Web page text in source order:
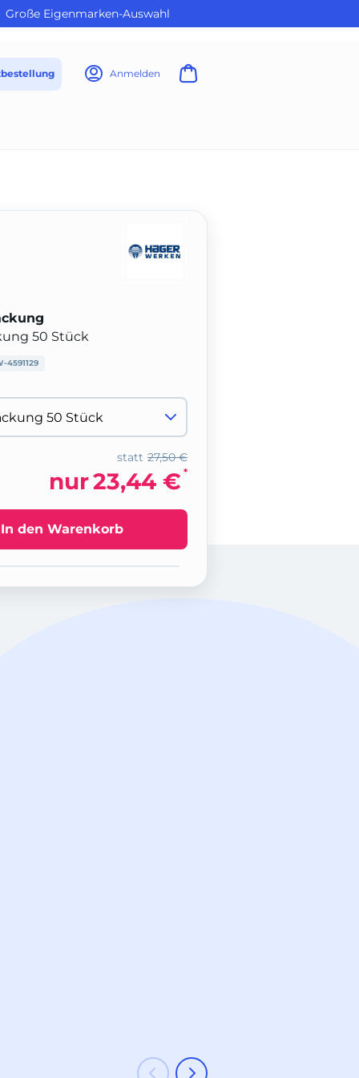
Große Eigenmarken-Auswahl
Anmelden
50 Stück
4591129
27,50 €
statt
nur23,44 € *
In den Warenkorb